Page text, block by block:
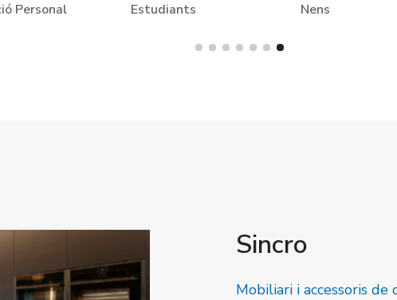
Personal Estudiants Nens
Sincro
Mobiliari i accessoris de